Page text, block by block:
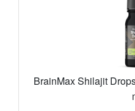
BrainMax Shilajit